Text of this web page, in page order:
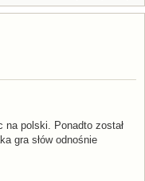
na polski. Ponadto został
gra słów odnośnie